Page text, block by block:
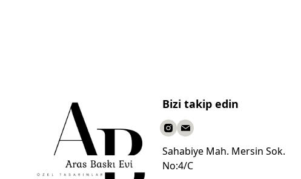
Bizi takip edin
Sahabiye Mah. Mersin Sok.
No:4/C